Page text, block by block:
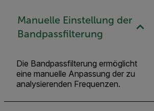
Manuelle Einstellung der
Bandpassfilterung
Die Bandpassfilterung ermöglicht
eine manuelle Anpassung der zu
analysierenden Frequenzen.